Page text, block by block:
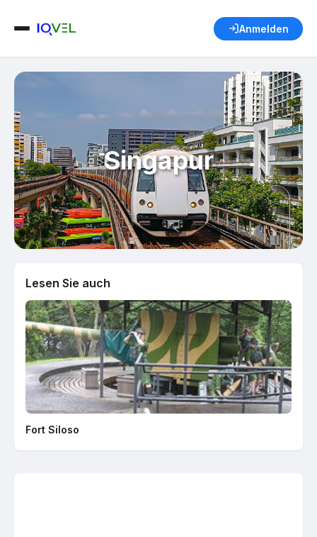
Anmelden
Singapur
Lesen Sie auch
Fort Siloso